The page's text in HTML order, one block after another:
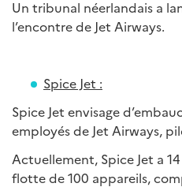
Un tribunal néerlandais a
l’encontre de Jet Airways.
Spice Jet :
Spice Jet envisage
employés de Jet Airways,
Actuellement, Spice Jet a
flotte de 100 appareils,